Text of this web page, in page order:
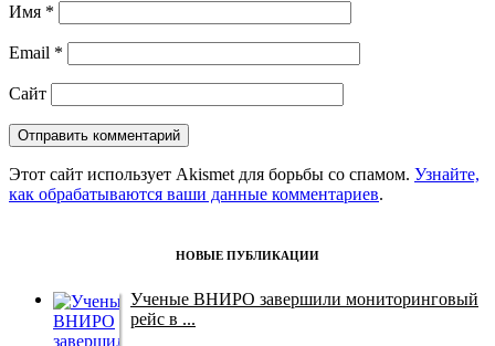
Имя *
Email *
Сайт
Этот сайт использует Akismet для борьбы со спамом. Узнайте,
как обрабатываются ваши данные комментариев.
НОВЫЕ ПУБЛИКАЦИИ
Ученые ВНИРО завершили мониторинговый
рейс в ...